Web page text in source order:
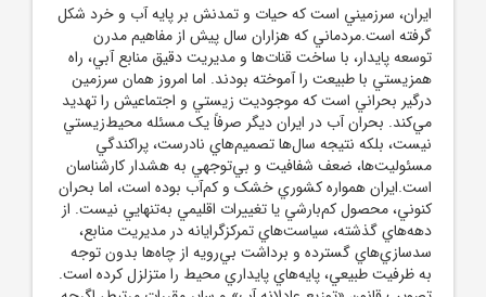
ايران، سرزميني است که حيات و تمدنش بر پايه آب و خرد شکل
گرفته است.مردماني که هزاران سال پيش از مفاهيم مدرن
توسعه پايدار، با ساخت قنات‌ها و مديريت دقيق منابع آبي، راه
همزيستي با طبيعت را آموخته بودند. اما امروز همان سرزمين
درگير بحراني است که موجوديت زيستي و اجتماعيش را تهديد
مي‌کند. بحران آب در ايران ديگر صرفاً يک مسئله محيط‌زيستي
نيست، بلکه نتيجه سال‌ها تصميم‌هاي نادرست، پراکندگي
مسئوليت‌ها، ضعف شفافيت و بي‌توجهي به هشدار کارشناسان
است.ايران همواره کشوري خشک و کم‌آب بوده است، اما بحران
کنوني، محصول کم‌بارشي يا تغييرات اقليمي به‌تنهايي نيست. از
دهه‌هاي گذشته، سياست‌هاي تمرکزگرايانه در مديريت منابع،
سدسازي‌هاي گسترده و برداشت بي‌رويه از چاه‌ها بدون توجه
به ظرفيت طبيعي، پايه‌هاي پايداري محيط را متزلزل کرده است.